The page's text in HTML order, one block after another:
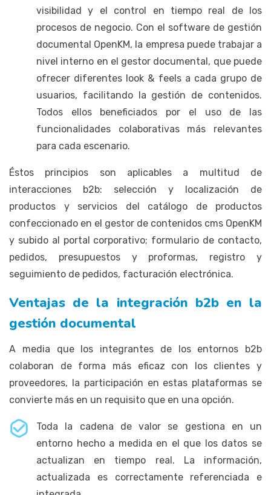
visibilidad y el control en tiempo real de los
procesos de negocio. Con el software de gestión
documental OpenKM, la empresa puede trabajar a
nivel interno en el gestor documental, que puede
ofrecer diferentes look & feels a cada grupo de
usuarios, facilitando la gestión de contenidos.
Todos ellos beneficiados por el uso de las
funcionalidades colaborativas más relevantes
para cada escenario.
Éstos principios son aplicables a multitud de
interacciones b2b: selección y localización de
productos y servicios del catálogo de productos
confeccionado en el gestor de contenidos cms OpenKM
y subido al portal corporativo; formulario de contacto,
pedidos, presupuestos y proformas, registro y
seguimiento de pedidos, facturación electrónica.
Ventajas de la integración b2b en la
gestión documental
A media que los integrantes de los entornos b2b
colaboran de forma más eficaz con los clientes y
proveedores, la participación en estas plataformas se
convierte más en un requisito que en una opción.
Toda la cadena de valor se gestiona en un
entorno hecho a medida en el que los datos se
actualizan en tiempo real. La información,
actualizada es correctamente referenciada e